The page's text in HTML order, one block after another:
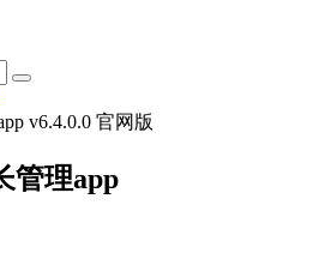
管理app